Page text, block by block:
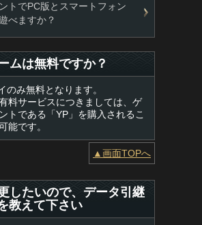
トでPC版とスマートフォン
べますか？
ムは無料ですか？
のみ無料となります。
料サービスにつきましては、ゲ
トである「YP」を購入されるこ
能です。
▲画面TOPへ
したいので、データ引継
教えて下さい